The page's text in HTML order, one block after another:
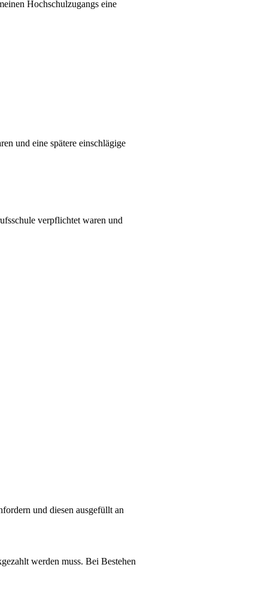
Hochschulzugangs eine
und eine spätere einschlägige
verpflichtet waren und
und diesen ausgefüllt an
werden muss. Bei Bestehen